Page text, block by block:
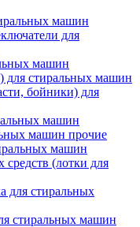
машин
для
машин
для стиральных машин
бойники) для
машин
машин прочие
машин
(лотки для
для стиральных
стиральных машин